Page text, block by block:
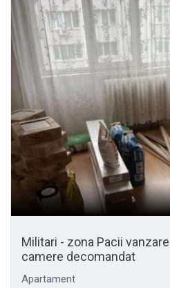
Militari - zona Pacii
camere decomandat
Apartament